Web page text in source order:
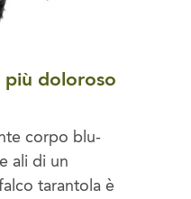
più doloroso
corpo blu-
ali di un
tarantola è